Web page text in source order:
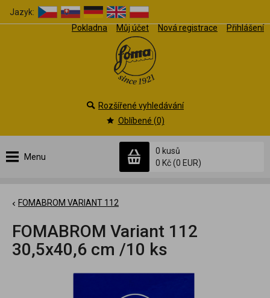
Jazyk:
Pokladna
Můj účet Nová registrace Přihlášení
Menu
0 kusů
0 Kč(0 EUR)
Rozšířené vyhledávání
Oblíbené (0)
FOMABROM VARIANT 112
FOMABROM Variant 112
30,5x40,6 cm /10 ks